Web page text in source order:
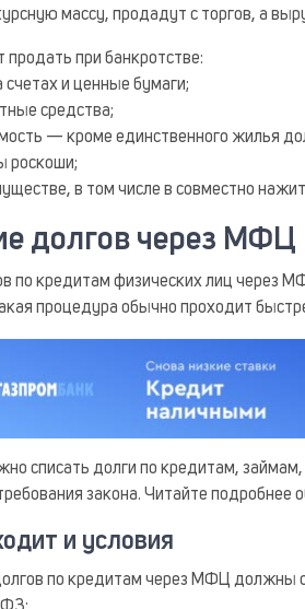
массу, продадут с торгов, а
продать при банкротстве:
счетах и ценные бумаги;
средства;
— кроме единственного жилья
роскоши;
в том числе в совместно
долгов через МФЦ
по кредитам физических лиц через
процедура обычно проходит
списать долги по кредитам,
закона. Читайте подробнее
и условия
по кредитам через МФЦ должны